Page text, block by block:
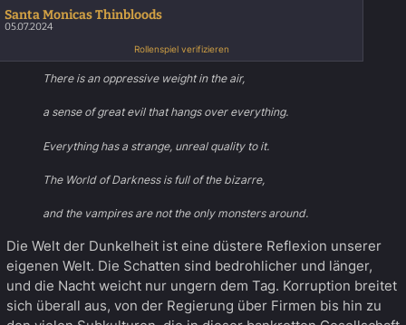
Santa Monicas Thinbloods
05.07.2024
Rollenspiel verifizieren
There is an oppressive weight in the air,
a sense of great evil that hangs over everything.
Everything has a strange, unreal quality to it.
The World of Darkness is full of the bizarre,
and the vampires are not the only monsters around.
Die Welt der Dunkelheit ist eine düstere Reflexion unserer
eigenen Welt. Die Schatten sind bedrohlicher und länger,
und die Nacht weicht nur ungern dem Tag. Korruption breitet
sich überall aus, von der Regierung über Firmen bis hin zu